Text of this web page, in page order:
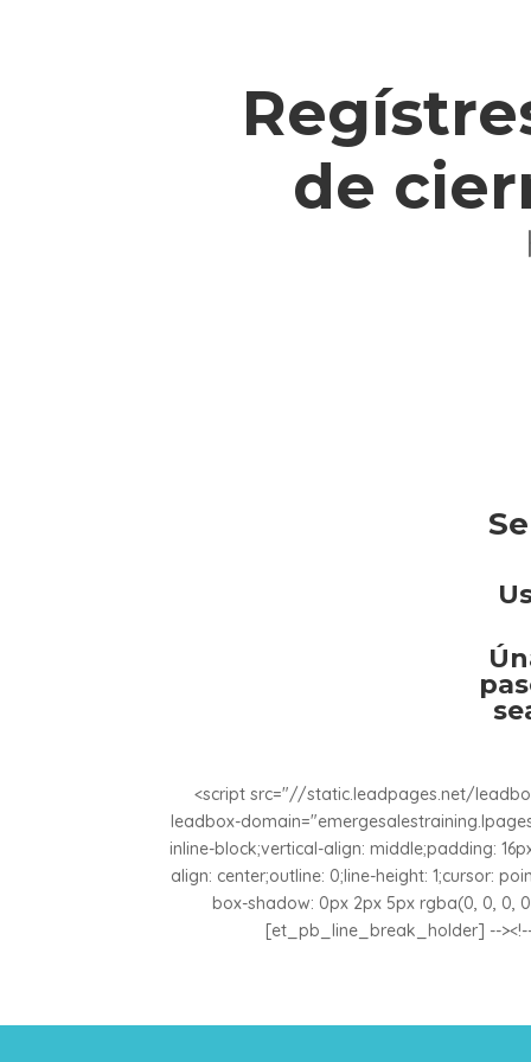
de
<script src="//static.leadpages.net/
leadbox-
inline-block;vertical-align: middle;padding:
align: center;outline: 0;line-height: 1;cursor:
box-shadow: 0px 2px 5px rgba(0, 0, 0,
[et_pb_line_break_holder] --